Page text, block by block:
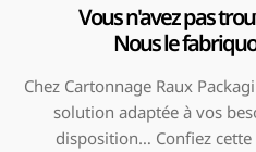
Vous n'avez pas
Nous le
Chez Cartonnage Raux
solution adaptée à vos
disposition… Confiez